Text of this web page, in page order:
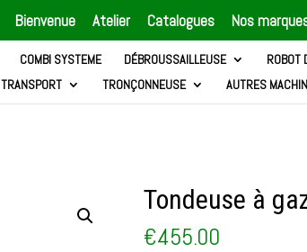
Bienvenue Atelier Catalogues Nos
COMBI SYSTEME DÉBROUSSAILLEUSE ROBOT
TRANSPORT TRONÇONNEUSE AUTRES
Tondeuse à
€455.00